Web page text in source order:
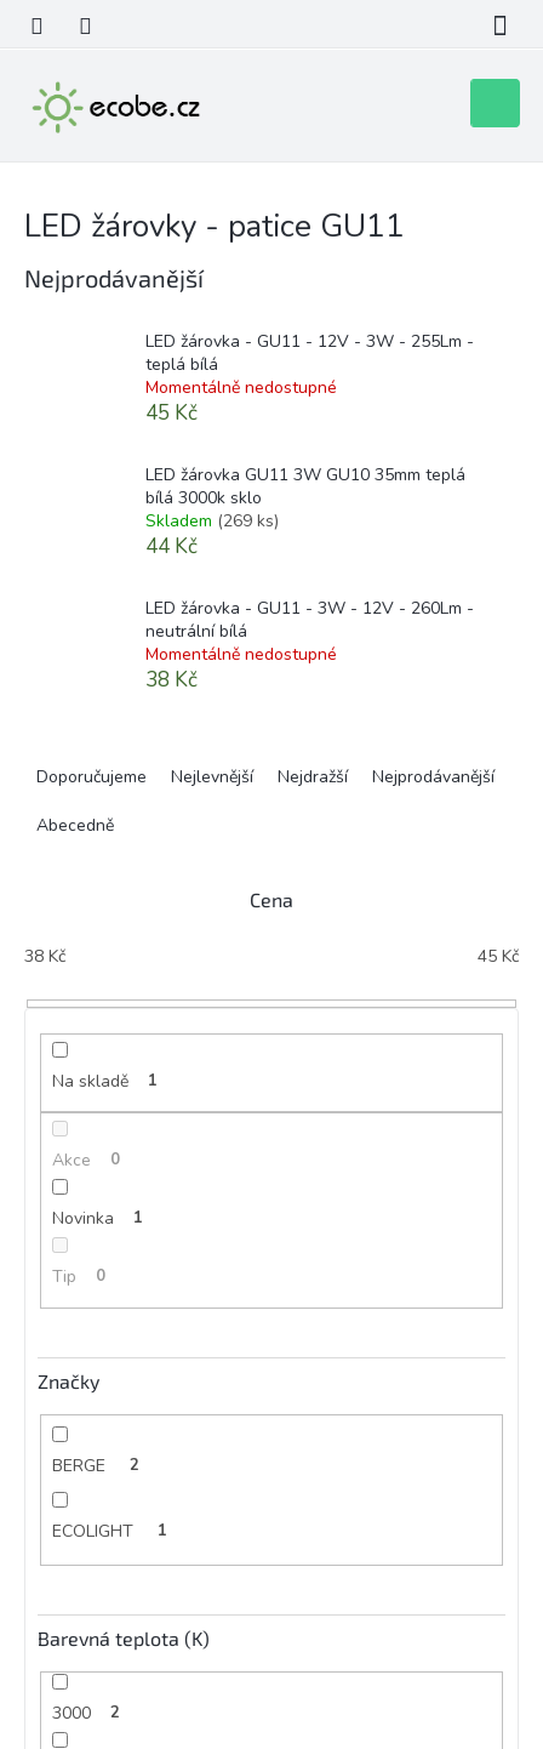
obsah
košík
LED žárovky - patice GU11
Nejprodávanější
LED žárovka - GU11 - 12V - 3W - 255Lm -
teplá bílá
Momentálně nedostupné
45 Kč
LED žárovka GU11 3W GU10 35mm teplá
bílá 3000k sklo
Skladem (269 ks)
44 Kč
LED žárovka - GU11 - 3W - 12V - 260Lm -
neutrální bílá
Momentálně nedostupné
38 Kč
o
u
Doporučujeme Nejlevnější Nejdražší Nejprodávanější
Abecedně
Cena
38 Kč 45 Kč
Na skladě 1
Akce 0
Novinka 1
Tip 0
Značky
BERGE 2
ECOLIGHT 1
Barevná teplota (K)
3000 2